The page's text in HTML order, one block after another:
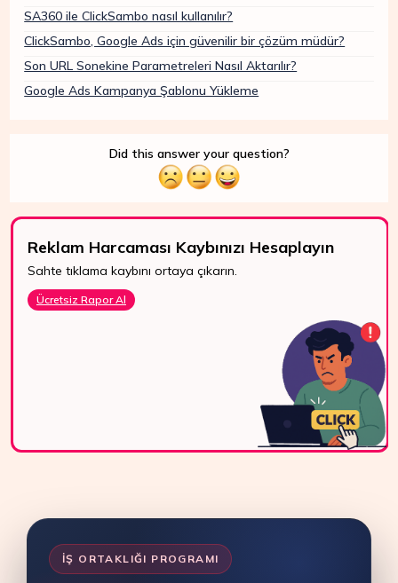
SA360 ile ClickSambo nasıl kullanılır?
ClickSambo, Google Ads için güvenilir bir çözüm müdür?
Son URL Sonekine Parametreleri Nasıl Aktarılır?
Google Ads Kampanya Şablonu Yükleme
Did this answer your question?
Reklam Harcaması Kaybınızı Hesaplayın
Sahte tıklama kaybını ortaya çıkarın.
Ücretsiz Rapor Al
7/24 Destek
WhatsApp, canlı
İŞ ORTAKLIĞI PROGRAMI